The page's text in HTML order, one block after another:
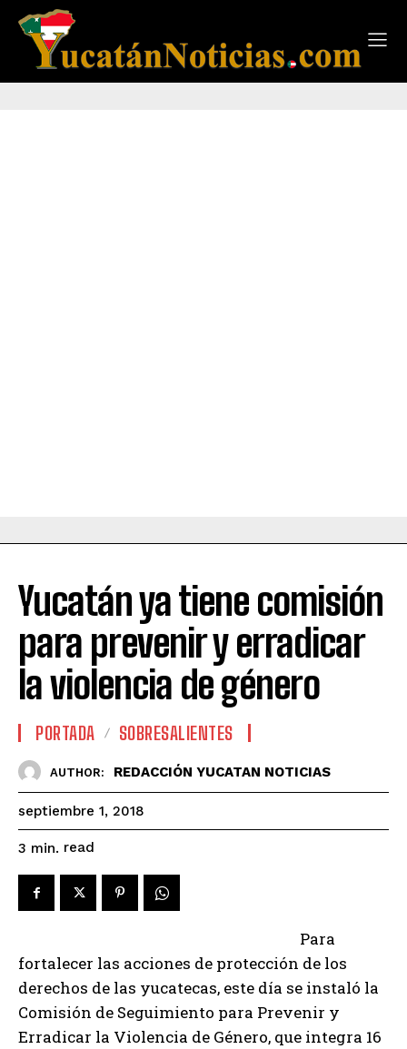
Yucatán ya tiene comisión
para prevenir y erradicar
la violencia de género
PORTADA SOBRESALIENTES
AUTHOR: REDACCIÓN YUCATAN NOTICIAS
septiembre 1, 2018
3 min. read
Para
fortalecer las acciones de protección de los
derechos de las yucatecas, este día se instaló la
Comisión de Seguimiento para Prevenir y
Erradicar la Violencia de Género, que integra 16